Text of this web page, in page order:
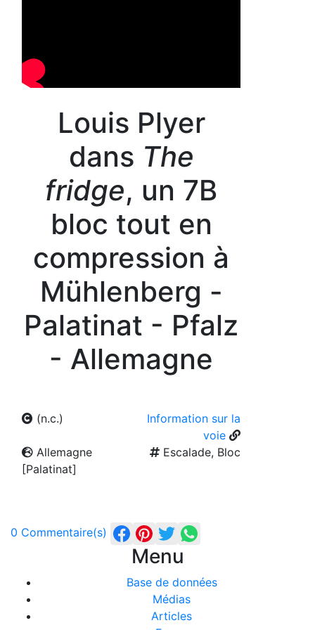
Louis Plyer
dans The
fridge, un 7B
bloc tout en
compression à
Mühlenberg -
Palatinat - Pfalz
- Allemagne
(n.c.)
Information sur la
voie
Allemagne
[Palatinat]
Escalade, Bloc
0 Commentaire(s)
Menu
Base de données
Médias
Articles